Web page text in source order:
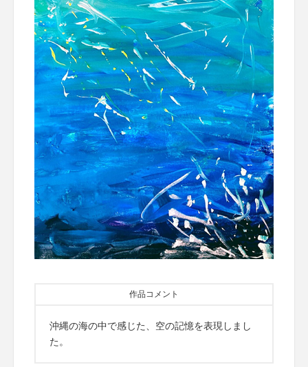
作品コメント
沖縄の海の中で感じた、空の記憶を表現しまし
た。